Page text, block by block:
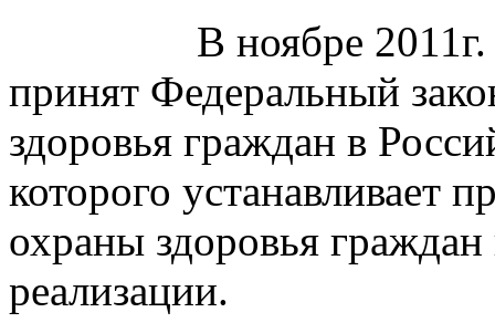
В ноябре
принят Федеральный
здоровья граждан в
которого устанавливает
охраны здоровья граждан
реализации.